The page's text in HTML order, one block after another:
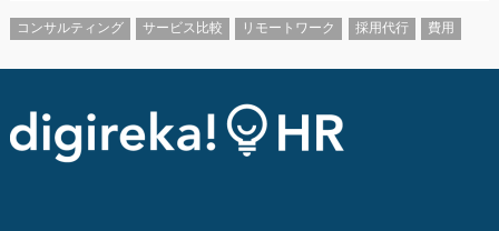
コンサルティング サービス比較 リモートワーク 採用代行 費用